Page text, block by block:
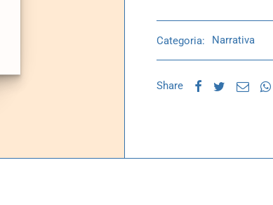
Categoria: Narrativa
Share